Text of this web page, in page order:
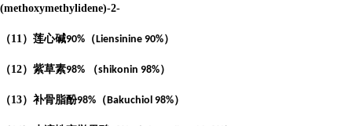
(methoxymethylidene)-2-
（11 ）莲心碱90% （ Liensinine 90%）
（12）紫草素98% （shikonin 98%）
（13）补骨脂酚98% （ Bakuchiol 98%）